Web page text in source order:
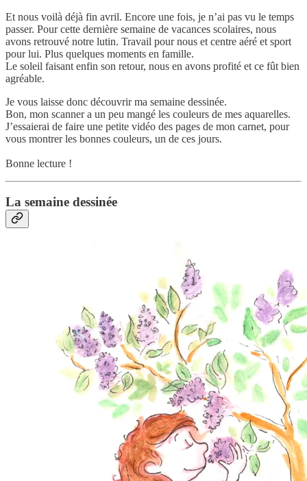
Et nous voilà déjà fin avril. Encore une fois, je n’ai pas vu le temps
passer. Pour cette dernière semaine de vacances scolaires, nous
avons retrouvé notre lutin. Travail pour nous et centre aéré et sport
pour lui. Plus quelques moments en famille.
Le soleil faisant enfin son retour, nous en avons profité et ce fût bien
agréable.
Je vous laisse donc découvrir ma semaine dessinée.
Bon, mon scanner a un peu mangé les couleurs de mes aquarelles.
J’essaierai de faire une petite vidéo des pages de mon carnet, pour
vous montrer les bonnes couleurs, un de ces jours.
Bonne lecture !
La semaine dessinée